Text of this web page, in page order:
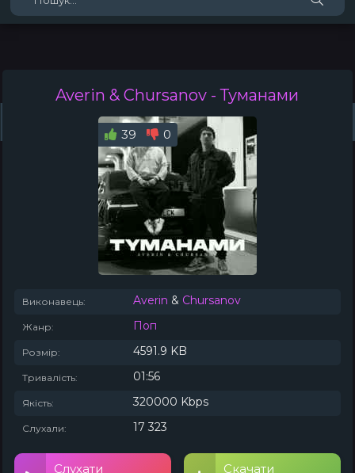
Топ 100 Тренди
Averin & Chursanov - Туманами
39 0
Виконавець: Averin & Chursanov
Жанр: Поп
Розмір: 4591.9 KB
Тривалість: 01:56
Якість: 320000 Kbps
Слухали: 17 323
Слухати Скачати